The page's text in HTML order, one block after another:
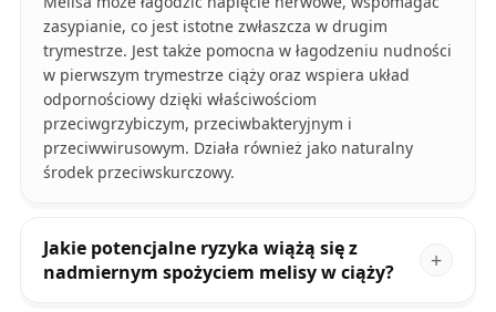
zasypianie, co jest istotne zwłaszcza w drugim
trymestrze. Jest także pomocna w łagodzeniu nudności
w pierwszym trymestrze ciąży oraz wspiera układ
odpornościowy dzięki właściwościom
przeciwgrzybiczym, przeciwbakteryjnym i
przeciwwirusowym. Działa również jako naturalny
środek przeciwskurczowy.
Jakie potencjalne ryzyka wiążą się z
nadmiernym spożyciem melisy w ciąży?